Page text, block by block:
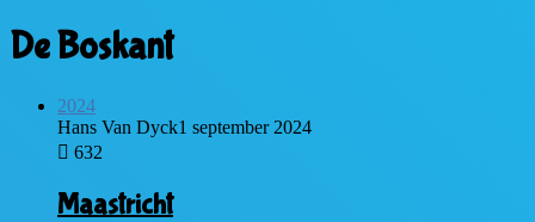
De Boskant
2024
Hans Van Dyck1 september 2024
632
Maastricht